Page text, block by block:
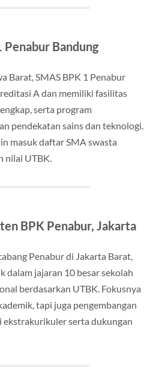
Penabur Bandung
Barat, SMAS BPK 1 Penabur
A dan memiliki fasilitas
serta program
pendekatan sains dan teknologi.
masuk daftar SMA swasta
nilai UTBK.
BPK Penabur, Jakarta
Penabur di Jakarta Barat,
dalam jajaran 10 besar sekolah
berdasarkan UTBK. Fokusnya
tapi juga pengembangan
ekstrakurikuler serta dukungan